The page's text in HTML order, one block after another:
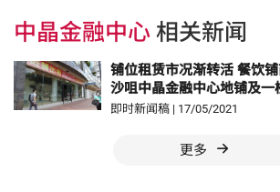
中晶金融中心 相关新闻
铺位租赁市况渐转活 餐饮
沙咀中晶金融中心地铺及一
约7.5万元起
即时新闻稿 | 17/05/2021
更多